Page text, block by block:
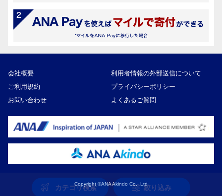
カテゴリ検索 絞り込み
会社概要
利用者情報の外部送信について
ご利用規約
プライバシーポリシー
お問い合わせ
よくあるご質問
Copyright ©ANA Akindo Co., Ltd